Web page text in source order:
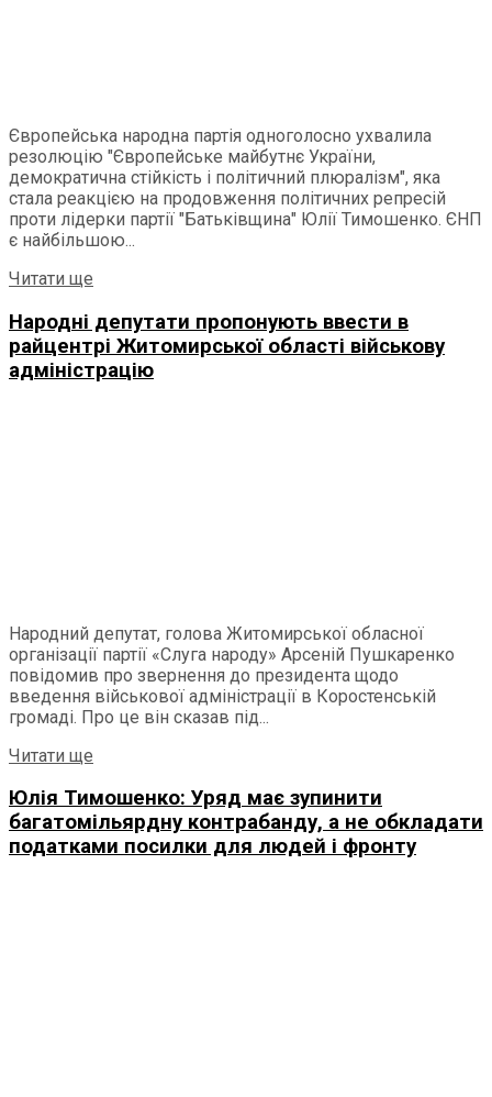
Європейська народна партія одноголосно ухвалила
резолюцію "Європейське майбутнє України,
демократична стійкість і політичний плюралізм", яка
стала реакцією на продовження політичних репресій
проти лідерки партії "Батьківщина" Юлії Тимошенко. ЄНП
є найбільшою...
Читати ще
Народні депутати пропонують ввести в
райцентрі Житомирської області військову
адміністрацію
Народний депутат, голова Житомирської обласної
організації партії «Слуга народу» Арсеній Пушкаренко
повідомив про звернення до президента щодо
введення військової адміністрації в Коростенській
громаді. Про це він сказав під...
Читати ще
Юлія Тимошенко: Уряд має зупинити
багатомільярдну контрабанду, а не обкладати
податками посилки для людей і фронту